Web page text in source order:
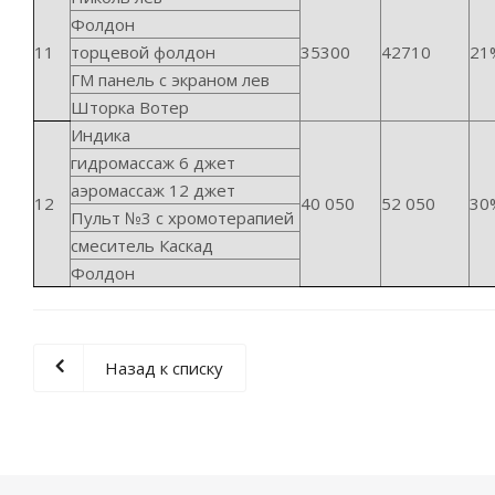
11 35300 42710
Фолдон
торцевой фолдон
ГМ панель с экраном лев
Шторка Вотер
12
Индика
40 050 52 050
гидромассаж 6 джет
аэромассаж 12 джет
Пульт №3 с хромотерапией
смеситель Каскад
Фолдон
Назад к списку